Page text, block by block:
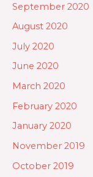
September 2020
August 2020
July 2020
June 2020
March 2020
February 2020
January 2020
November 2019
October 2019